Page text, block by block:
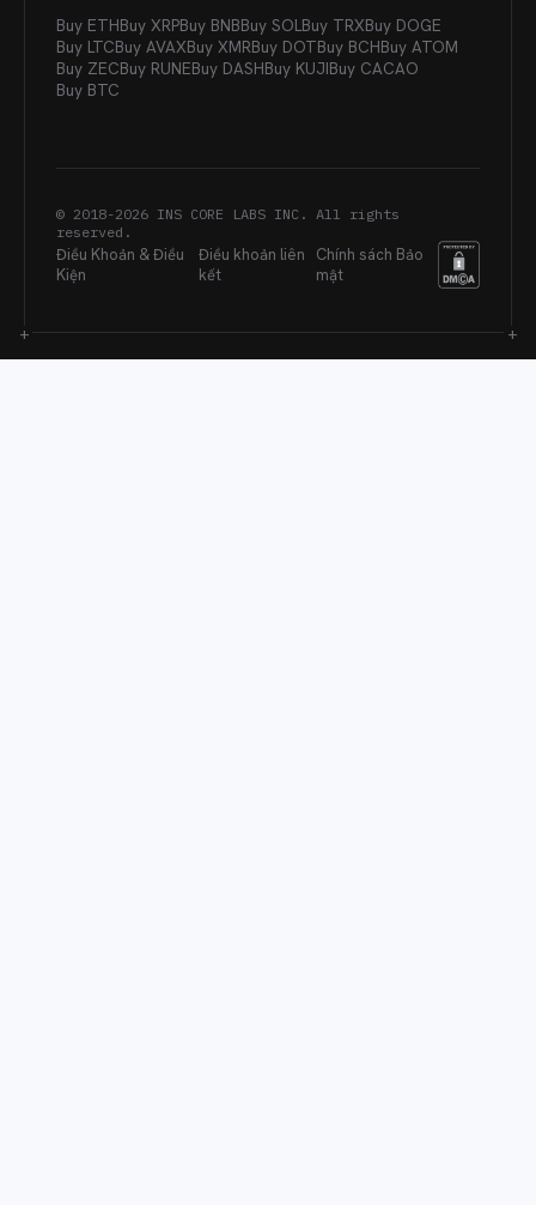
Buy ETHBuy XRPBuy BNBBuy SOLBuy TRXBuy DOGE
Buy LTCBuy AVAXBuy XMRBuy DOTBuy BCHBuy ATOM
Buy ZECBuy RUNEBuy DASHBuy KUJIBuy CACAO
Buy BTC
© 2018-2026 INS CORE LABS INC. All rights
reserved.
Điều Khoản & Điều
Kiện
Điều khoản liên
kết
Chính sách Bảo
mật